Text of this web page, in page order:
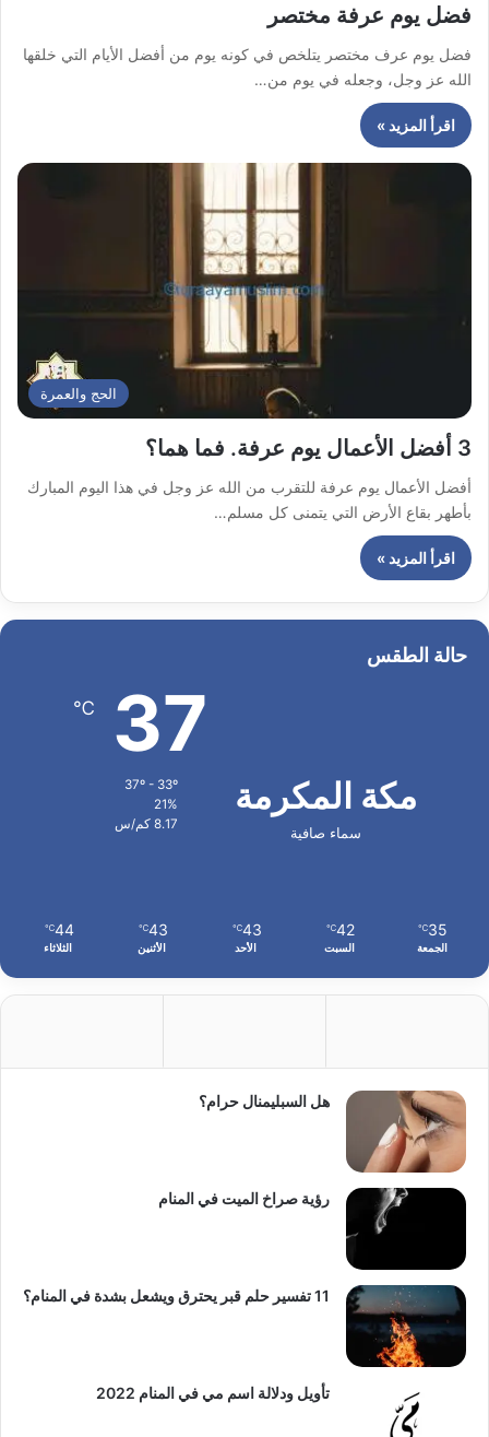
فضل يوم عرفة مختصر
فضل يوم عرف مختصر يتلخص في كونه يوم من أفضل الأيام التي خلقها
الله عز وجل، وجعله في يوم من…
اقرأ المزيد »
الحج والعمرة
3 أفضل الأعمال يوم عرفة. فما هما؟
أفضل الأعمال يوم عرفة للتقرب من الله عز وجل في هذا اليوم المبارك
بأطهر بقاع الأرض التي يتمنى كل مسلم…
اقرأ المزيد »
حالة الطقس
مكة المكرمة
سماء صافية
37
℃
37º - 33º
21%
8.17 كم/س
35
℃
الجمعة
42
℃
السبت
43
℃
الأحد
43
℃
الأثنين
44
℃
الثلاثاء
هل السبليمنال حرام؟
رؤية صراخ الميت في المنام
11 تفسير حلم قبر يحترق ويشعل بشدة في المنام؟
تأويل ودلالة اسم مي في المنام 2022